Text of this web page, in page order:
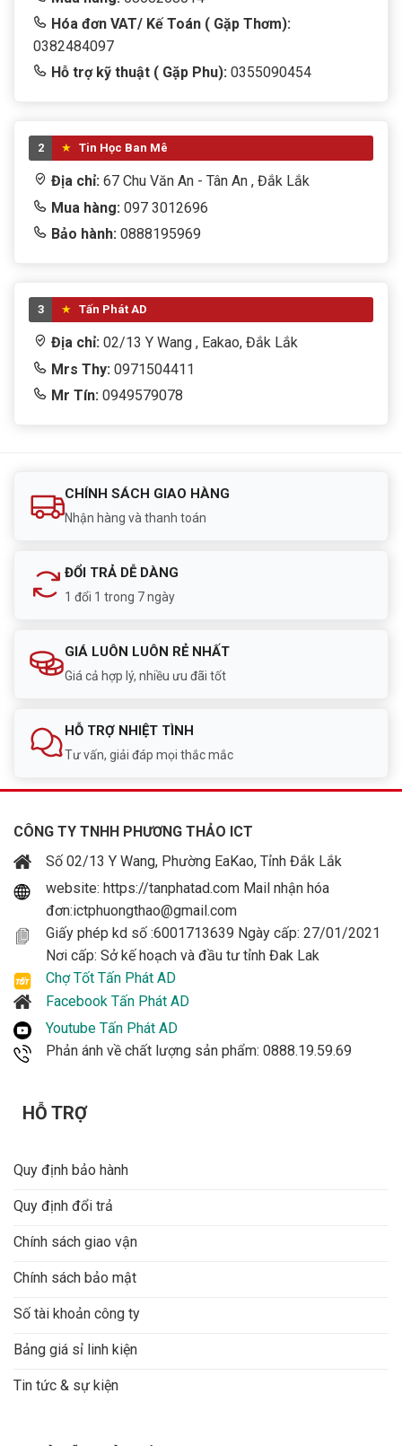
Hóa đơn VAT/ Kế Toán ( Gặp Thơm):
0382484097
Hỗ trợ kỹ thuật ( Gặp Phu): 0355090454
2 Tin Học Ban Mê
Địa chỉ: 67 Chu Văn An - Tân An , Đắk Lắk
Mua hàng: 097 3012696
Bảo hành: 0888195969
3 Tấn Phát AD
Địa chỉ: 02/13 Y Wang , Eakao, Đắk Lắk
Mrs Thy: 0971504411
Mr Tín: 0949579078
CHÍNH SÁCH GIAO HÀNG
Nhận hàng và thanh toán
ĐỔI TRẢ DỄ DÀNG
1 đổi 1 trong 7 ngày
GIÁ LUÔN LUÔN RẺ NHẤT
Giá cả hợp lý, nhiều ưu đãi tốt
HỖ TRỢ NHIỆT TÌNH
Tư vấn, giải đáp mọi thắc mắc
CÔNG TY TNHH PHƯƠNG THẢO ICT
Số 02/13 Y Wang, Phường EaKao, Tỉnh Đắk Lắk
website: https://tanphatad.com Mail nhận hóa
đơn:ictphuongthao@gmail.com
Giấy phép kd số :6001713639 Ngày cấp: 27/01/2021
Nơi cấp: Sở kế hoạch và đầu tư tỉnh Đak Lak
Chợ Tốt Tấn Phát AD
Facebook Tấn Phát AD
Youtube Tấn Phát AD
Phản ánh về chất lượng sản phẩm: 0888.19.59.69
HỖ TRỢ
Quy định bảo hành
Quy định đổi trả
Chính sách giao vận
Chính sách bảo mật
Số tài khoản công ty
Bảng giá sỉ linh kiện
Tin tức & sự kiện